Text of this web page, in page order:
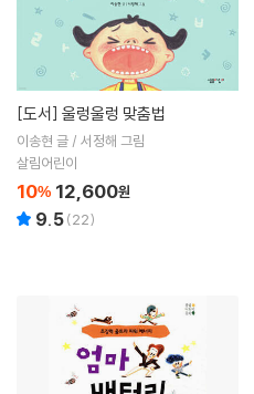
[도서] 울렁울렁 맞춤법
이송현 글 / 서정해 그림
살림어린이
10% 12,600원
9.5(22)